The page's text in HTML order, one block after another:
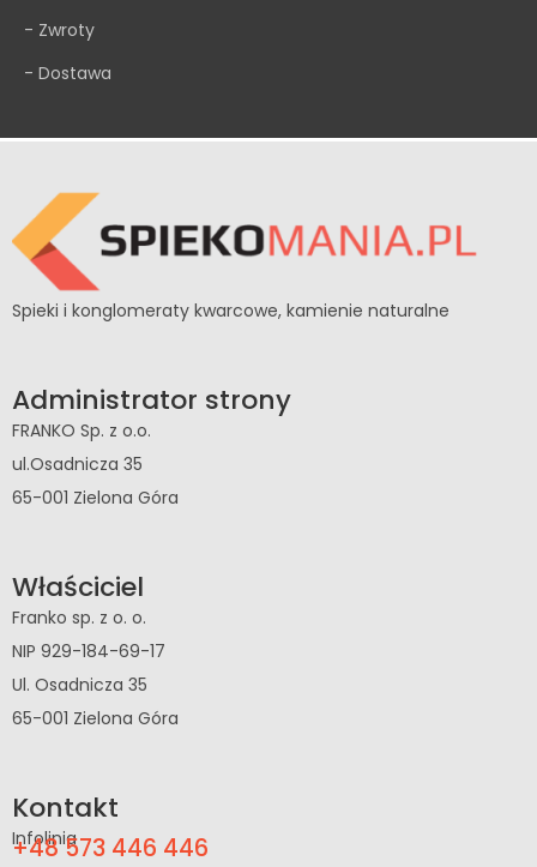
- Zwroty
- Dostawa
Spieki i konglomeraty kwarcowe, kamienie naturalne
Administrator strony
FRANKO Sp. z o.o.
ul.Osadnicza 35
65-001 Zielona Góra
Właściciel
Franko sp. z o. o.
NIP 929-184-69-17
Ul. Osadnicza 35
65-001 Zielona Góra
Kontakt
Infolinia
+48 573 446 446